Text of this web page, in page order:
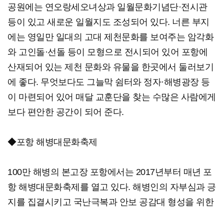
공원에는 연오랑세오녀상과 일월문화기념단·전시관
등이 있고 새로운 일월지도 조성되어 있다. 너른 부지
에는 영일만 일대의 고대 제천문화를 보여주는 암각화
와 고인돌·선돌 등이 모형으로 전시되어 있어 포항에
산재되어 있는 제천 문화와 유물을 한곳에서 둘러보기
에 좋다. 무엇보다도 그늘막 쉼터와 정자·해병광장 등
이 마련되어 있어 매달 교훈단을 찾는 수많은 사람에게
보다 편안한 공간이 되어 준다.
◆포항 해병대문화축제
100만 해병의 본고장 포항에서는 2017년부터 매년 포
항 해병대문화축제를 열고 있다. 해병인의 자부심과 긍
지를 집결시키고 국난극복과 안보 공감대 형성을 위한